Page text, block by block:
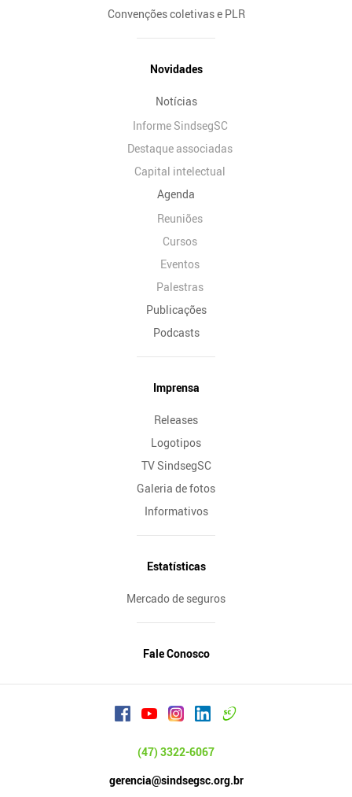
Convenções coletivas e PLR
Novidades
Notícias
Informe SindsegSC
Destaque associadas
Capital intelectual
Agenda
Reuniões
Cursos
Eventos
Palestras
Publicações
Podcasts
Imprensa
Releases
Logotipos
TV SindsegSC
Galeria de fotos
Informativos
Estatísticas
Mercado de seguros
Fale Conosco
(47) 3322-6067
gerencia@sindsegsc.org.br